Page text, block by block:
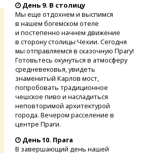
День 9. В столицу
Мы еще отдохнем и выспимся
в нашем богемском отеле
и постепенно начнем движение
в сторону столицы Чехии. Сегодня
мы отправляемся в сказочную Прагу!
Готовьтесь окунуться в атмосферу
средневековья, увидеть
знаменитый Карлов мост,
попробовать традиционное
чешское пиво и насладиться
неповторимой архитектурой
города. Вечером расселение в
центре Праги.
День 10. Прага
В завершающий день нашей